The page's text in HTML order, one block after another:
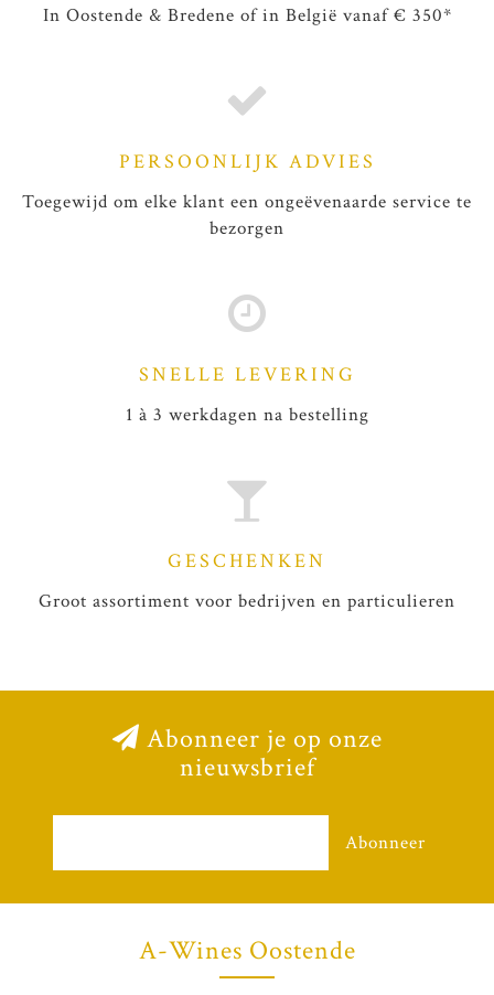
In Oostende & Bredene of in België vanaf € 350*
PERSOONLIJK ADVIES
Toegewijd om elke klant een ongeëvenaarde service te
bezorgen
SNELLE LEVERING
1 à 3 werkdagen na bestelling
GESCHENKEN
Groot assortiment voor bedrijven en particulieren
Abonneer je op onze
nieuwsbrief
Abonneer
A-Wines Oostende